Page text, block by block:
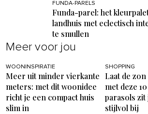
FUNDA-PARELS
Funda-parel: het
landhuis met eclectisch
te smullen
Meer voor jou
WOONINSPIRATIE
Meer uit minder vierkante
meters: met dit woonidee
richt je een compact huis
slim in
SHOPPING
Laat de
met deze
parasols
stijlvol bij